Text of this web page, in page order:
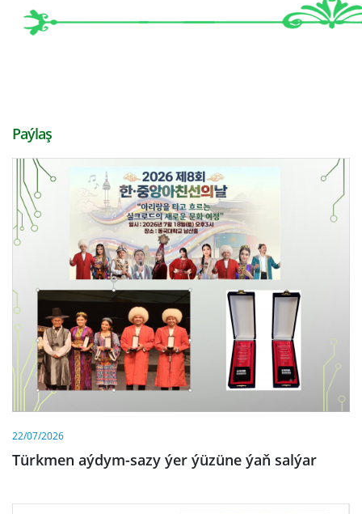
Paýlaş
22/07/2026
Türkmen aýdym-sazy ýer ýüzüne ýaň salýar